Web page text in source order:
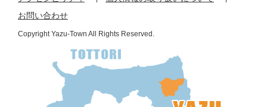
お問い合わせ
Copyright Yazu-Town All Rights Reserved.